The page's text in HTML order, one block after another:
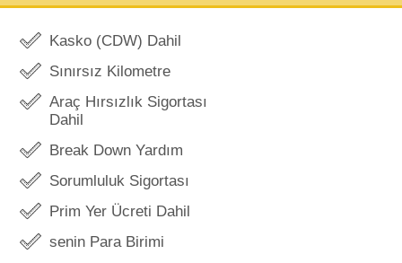
Kasko (CDW) Dahil
Sınırsız Kilometre
Araç Hırsızlık Sigortası
Dahil
Break Down Yardım
Sorumluluk Sigortası
Prim Yer Ücreti Dahil
senin Para Birimi